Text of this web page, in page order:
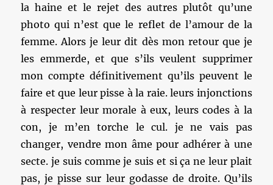
la haine et le rejet des autres plutôt qu’une
photo qui n’est que le reflet de l’amour de la
femme. Alors je leur dit dès mon retour que je
les emmerde, et que s’ils veulent supprimer
mon compte définitivement qu’ils peuvent le
faire et que leur pisse à la raie. leurs injonctions
à respecter leur morale à eux, leurs codes à la
con, je m’en torche le cul. je ne vais pas
changer, vendre mon âme pour adhérer à une
secte. je suis comme je suis et si ça ne leur plait
pas, je pisse sur leur godasse de droite. Qu’ils